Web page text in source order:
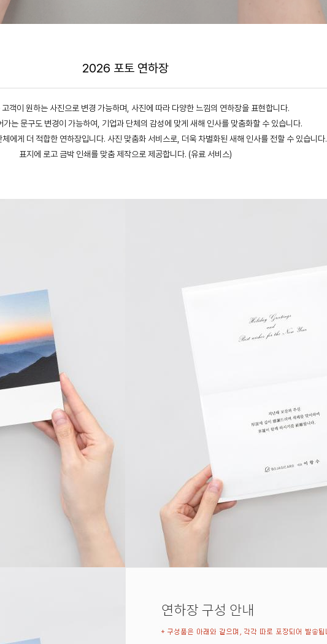
2026 포토 연하장
고객이 원하는 사진으로 변경 가능하며, 사진에 따라 다양한 느낌의 연하장을 표현합니다.
가는 문구도 변경이 가능하여, 기업과 단체의 감성에 맞게 새해 인사를 맞춤화할 수 있습니다.
에게 더 적합한 연하장입니다. 사진 맞춤화 서비스로, 더욱 차별화된 새해 인사를 전할 수 있습니다.
표지에 로고 금박 인쇄를 맞춤 제작으로 제공합니다. (유료 서비스)